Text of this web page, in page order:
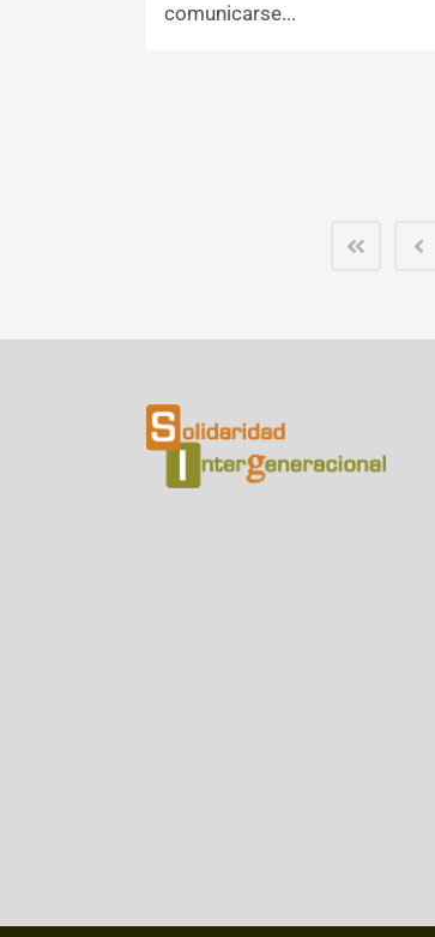
comunicarse...